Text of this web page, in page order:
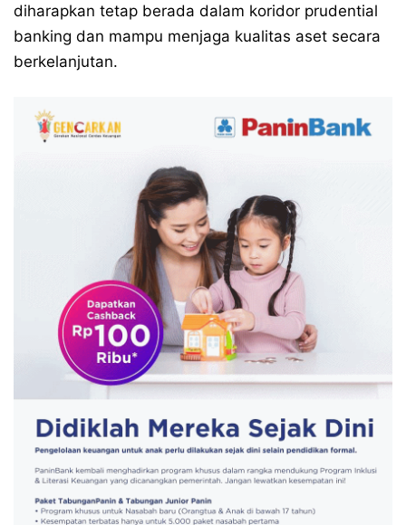
diharapkan tetap berada dalam koridor prudential
banking dan mampu menjaga kualitas aset secara
berkelanjutan.